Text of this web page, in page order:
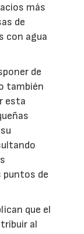
más
de
con agua
de
también
esta
de
que el
al